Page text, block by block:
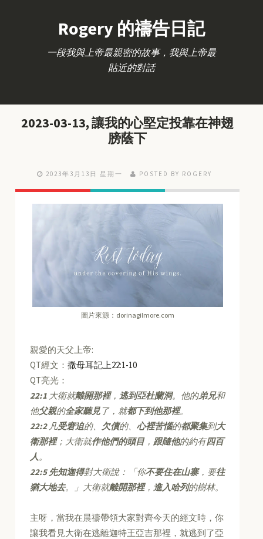
Rogery 的禱告日記
一段我與上帝最親密的故事，我與上帝最
貼近的對話
2023-03-13, 讓我的心堅定投靠在神翅
膀蔭下
2023年3月13日 星期一 POSTED BY ROGERY
圖片來源：dorinagilmore.com
親愛的天父上帝:
QT經文：撒母耳記上22:1-10
QT亮光：
22:1 大衛就離開那裡，逃到亞杜蘭洞。他的弟兄和
他父親的全家聽見 了，就都下到他那裡。
22:2凡受窘迫的、 欠債的、心裡苦惱的都聚集到大
衛那裡；大衛就作他們的頭目， 跟隨他的約有四百
人。
22:5 先知迦得對大衛說：「你不要住在山寨，要往
猶大地去。」大衛就離開那裡，進入哈列的樹林。
主呀，當我在晨禱帶領大家對齊今天的經文時，你
讓我看見大衛在逃離迦特王亞吉那裡，就逃到了亞